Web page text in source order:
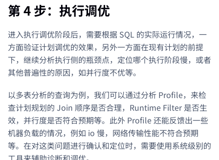
第 4 步：执行调优
进入执行调优阶段后，需要根据 SQL 的实际运行情况，一
方面验证计划调优的效果，另外一方面在现有计划的前提
下，继续分析执行侧的瓶颈点，定位哪个执行阶段慢，或者
其他普遍性的原因，如并行度不优等。
以多表分析的查询为例，我们可以通过分析 Profile，来检
查计划规划的 Join 顺序是否合理，Runtime Filter 是否生
效，并行度是否符合预期等。此外 Profile 还能反馈出一些
机器负载的情况，例如 io 慢，网络传输性能不符合预期
等。在对这类问题进行确认和定位时，需要使用系统级别的